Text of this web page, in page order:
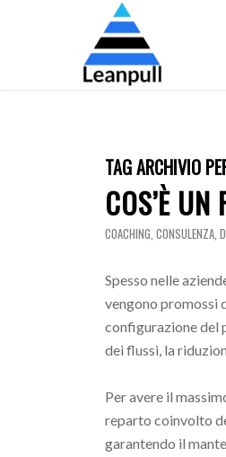
TAG ARCHIVIO
COS’È
COACHING,CONSULENZA,
Spesso nelle
vengono promossi
configurazione del
dei flussi, la
Per avere il
reparto coinvolto
garantendo il